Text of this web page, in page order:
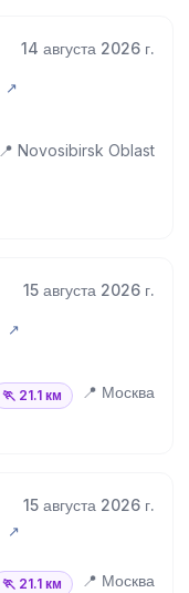
14 августа 2026 г.
📍 Novosibirsk Oblast
15 августа 2026 г.
🏃 21.1 км 📍 Москва
15 августа 2026 г.
🏃 21.1 км 📍 Москва